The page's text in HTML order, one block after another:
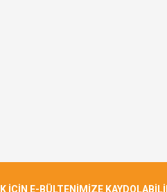
İÇİN E-BÜLTENİMİZE